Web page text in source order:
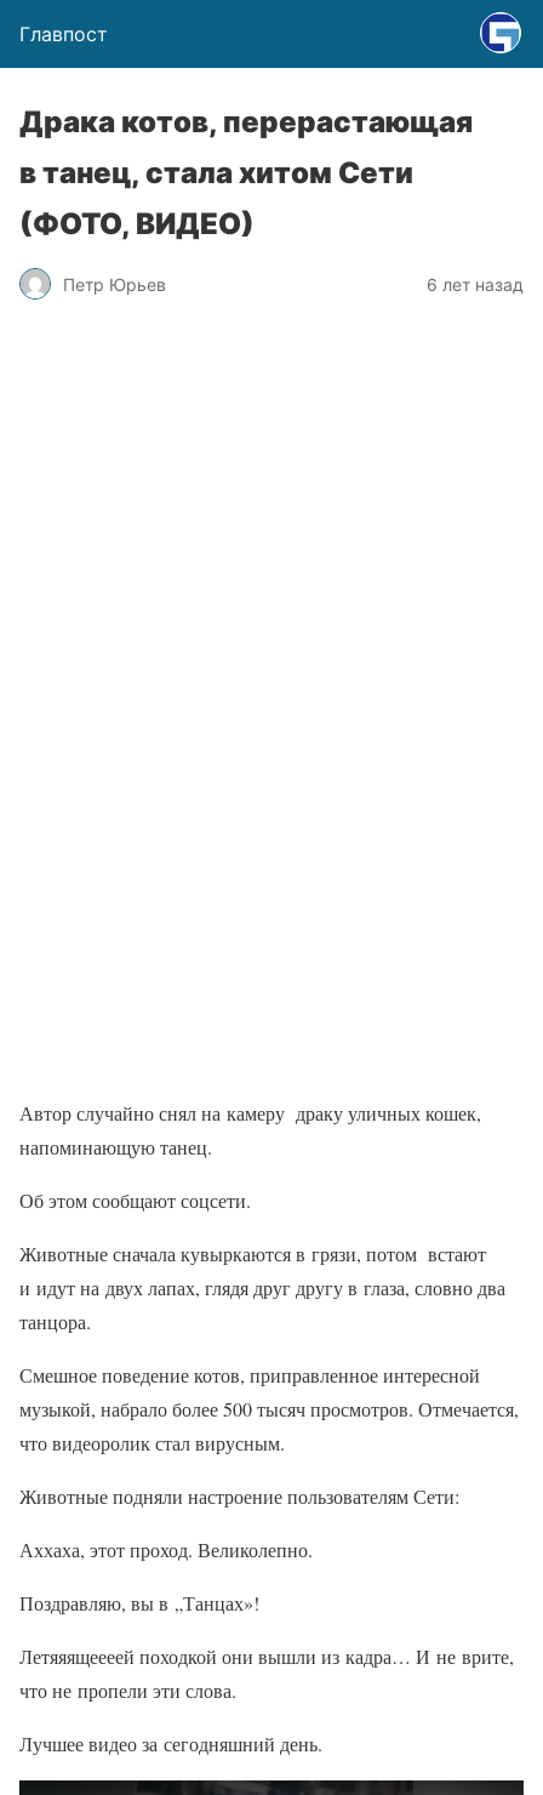
Главпост
Драка котов, перерастающая
в танец, стала хитом Сети
(ФОТО, ВИДЕО)
Петр Юрьев 6 лет назад
Автор случайно снял на камеру драку уличных кошек,
напоминающую танец.
Об этом сообщают соцсети.
Животные сначала кувыркаются в грязи, потом встают
и идут на двух лапах, глядя друг другу в глаза, словно два
танцора.
Смешное поведение котов, приправленное интересной
музыкой, набрало более 500 тысяч просмотров. Отмечается,
что видеоролик стал вирусным.
Животные подняли настроение пользователям Сети:
Аххаха, этот проход. Великолепно.
Поздравляю, вы в „Танцах»!
Летяяящеееей походкой они вышли из кадра… И не врите,
что не пропели эти слова.
Лучшее видео за сегодняшний день.